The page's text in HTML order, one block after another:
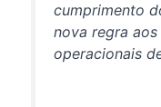
cumprimento
nova regra
operacionais